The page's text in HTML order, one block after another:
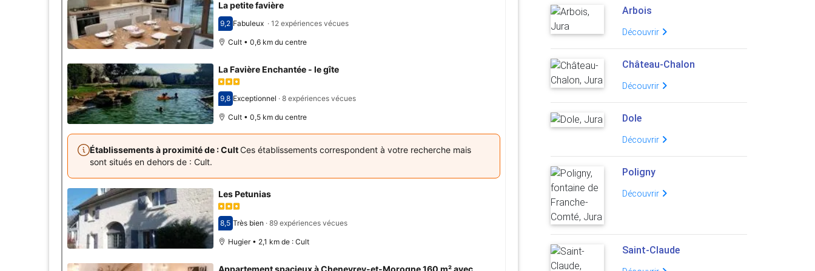
Arbois
Découvrir
Château-Chalon
Découvrir
Dole
Découvrir
Poligny
Découvrir
Saint-Claude